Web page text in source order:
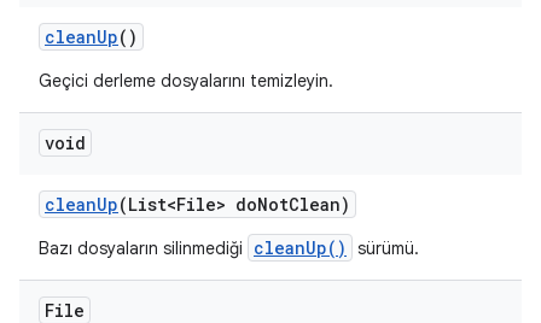
cleanUp()
Geçici derleme dosyalarını temizleyin.
void
cleanUp(List<File> doNotClean)
Bazı dosyaların silinmediği cleanUp() sürümü.
File